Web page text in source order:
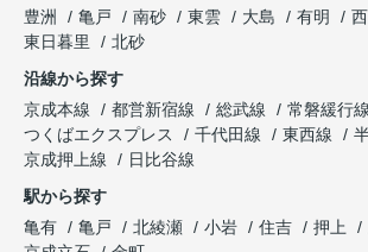
豊洲
亀戸 南砂 東雲 大島 有明
東日暮里
北砂
沿線から探す
京成本線
都営新宿線 総武線
常磐緩行線
つくばエクスプレス
千代田線 東西線
京成押上線
日比谷線
駅から探す
亀有
亀戸 北綾瀬 小岩 住吉 押上